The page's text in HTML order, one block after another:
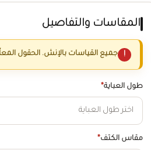
المقاسات والتفاصيل
جميع القياسات بالإنش. الحقول
طول العباية*
مقاس الكتف*